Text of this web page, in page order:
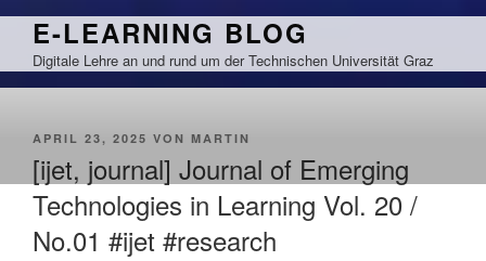
Zum
springen
E-LEARNING BLOG
Digitale Lehre an und rund um der Technischen Universität Graz
VERÖFFENTLICHT
APRIL 23, 2025 VON MARTIN
[ijet, journal] Journal of Emerging
Technologies in Learning Vol. 20 /
No.01 #ijet #research